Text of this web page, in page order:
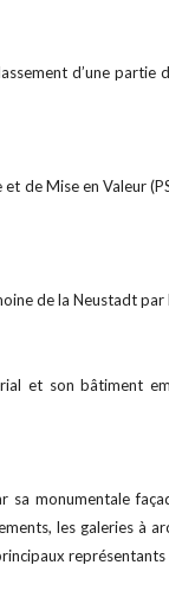
d’une partie
de Mise en Valeur
de la Neustadt par
et son bâtiment
monumentale
les galeries à